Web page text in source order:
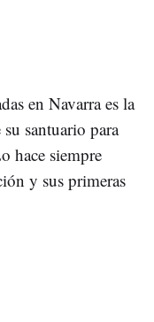
en Navarra es la
su santuario para
hace siempre
y sus primeras